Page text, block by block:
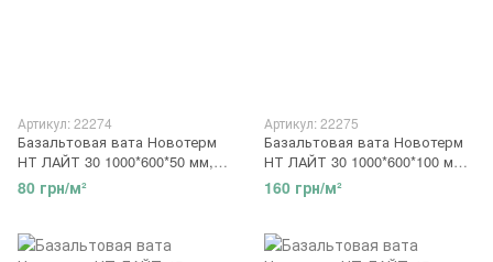
Артикул: 22274
Базальтовая вата Новотерм
НТ ЛАЙТ 30 1000*600*50 мм,
плотность 30кг/м3
80 грн/м²
Артикул: 22275
Базальтовая вата Новотерм
НТ ЛАЙТ 30 1000*600*100 мм,
плотность 30кг/м3
160 грн/м²